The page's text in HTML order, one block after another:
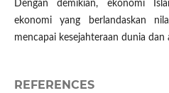
Dengan demikian, ekonomi
ekonomi yang berlandaskan
mencapai kesejahteraan dunia dan
REFERENCES